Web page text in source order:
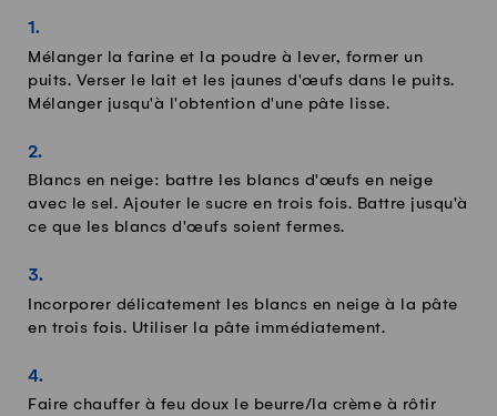
Mélanger la farine et la poudre à lever, former un
puits. Verser le lait et les jaunes d'œufs dans le puits.
Mélanger jusqu'à l'obtention d'une pâte lisse.
Blancs en neige: battre les blancs d'œufs en neige
avec le sel. Ajouter le sucre en trois fois. Battre jusqu'à
ce que les blancs d'œufs soient fermes.
Incorporer délicatement les blancs en neige à la pâte
en trois fois. Utiliser la pâte immédiatement.
Faire chauffer à feu doux le beurre/la crème à rôtir